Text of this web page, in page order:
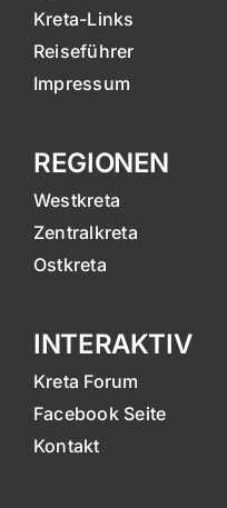
Kreta-Links
Reiseführer
Impressum
REGIONEN
Westkreta
Zentralkreta
Ostkreta
INTERAKTIV
Kreta Forum
Facebook Seite
Kontakt